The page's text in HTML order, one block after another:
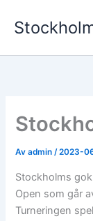
Avadmin/2023-
Stockholms
Open som går
Turneringen